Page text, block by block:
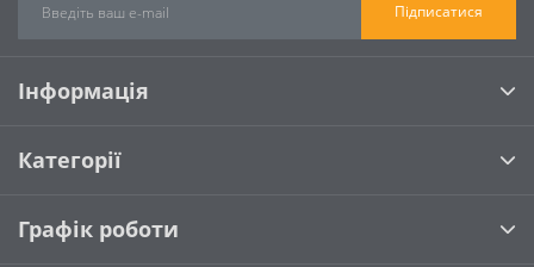
Підписатися
Інформація
Категорії
Графік роботи